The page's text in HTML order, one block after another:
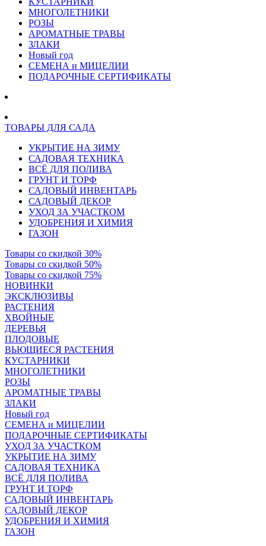
МНОГОЛЕТНИКИ
РОЗЫ
АРОМАТНЫЕ ТРАВЫ
ЗЛАКИ
Новый год
СЕМЕНА и МИЦЕЛИИ
ПОДАРОЧНЫЕ СЕРТИФИКАТЫ
ТОВАРЫ ДЛЯ САДА
УКРЫТИЕ НА ЗИМУ
САДОВАЯ ТЕХНИКА
ВСЁ ДЛЯ ПОЛИВА
ГРУНТ И ТОРФ
САДОВЫЙ ИНВЕНТАРЬ
САДОВЫЙ ДЕКОР
УХОД ЗА УЧАСТКОМ
УДОБРЕНИЯ И ХИМИЯ
ГАЗОН
Товары со скидкой 30%
Товары со скидкой 50%
Товары со скидкой 75%
НОВИНКИ
ЭКСКЛЮЗИВЫ
РАСТЕНИЯ
ХВОЙНЫЕ
ДЕРЕВЬЯ
ПЛОДОВЫЕ
ВЬЮЩИЕСЯ РАСТЕНИЯ
КУСТАРНИКИ
МНОГОЛЕТНИКИ
РОЗЫ
АРОМАТНЫЕ ТРАВЫ
ЗЛАКИ
Новый год
СЕМЕНА и МИЦЕЛИИ
ПОДАРОЧНЫЕ СЕРТИФИКАТЫ
УХОД ЗА УЧАСТКОМ
УКРЫТИЕ НА ЗИМУ
САДОВАЯ ТЕХНИКА
ВСЁ ДЛЯ ПОЛИВА
ГРУНТ И ТОРФ
САДОВЫЙ ИНВЕНТАРЬ
САДОВЫЙ ДЕКОР
УДОБРЕНИЯ И ХИМИЯ
ГАЗОН